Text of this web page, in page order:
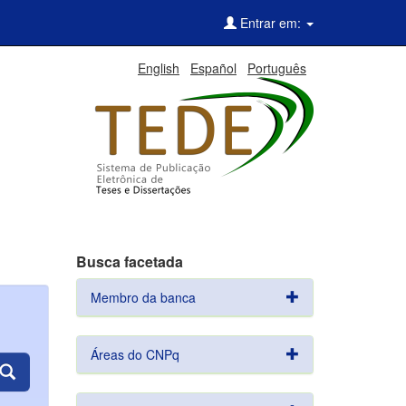
Entrar em:
English Español Português
Busca facetada
Membro da banca
Áreas do CNPq